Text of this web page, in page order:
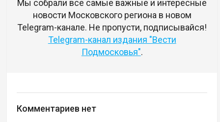
Мы собрали все самые важные и интересные
новости Московского региона в новом
Telegram-канале. Не пропусти, подписывайся!
Telegram-канал издания "Вести
Подмосковья".
Комментариев нет